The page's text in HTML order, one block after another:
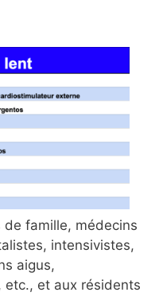
famille, médecins
intensivistes,
aigus,
etc., et aux résidents